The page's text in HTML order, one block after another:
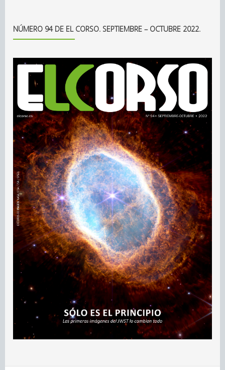
NÚMERO 94 DE EL CORSO. SEPTIEMBRE – OCTUBRE 2022.